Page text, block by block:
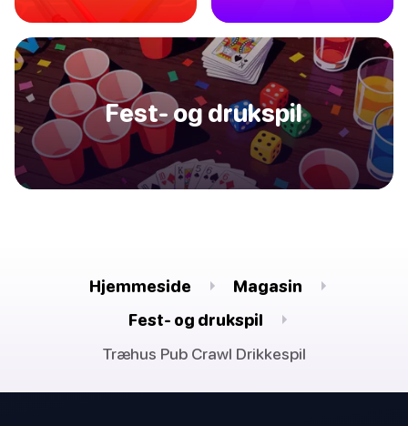
Fest- og drukspil
Hjemmeside
Magasin
Fest- og drukspil
Træhus Pub Crawl Drikkespil